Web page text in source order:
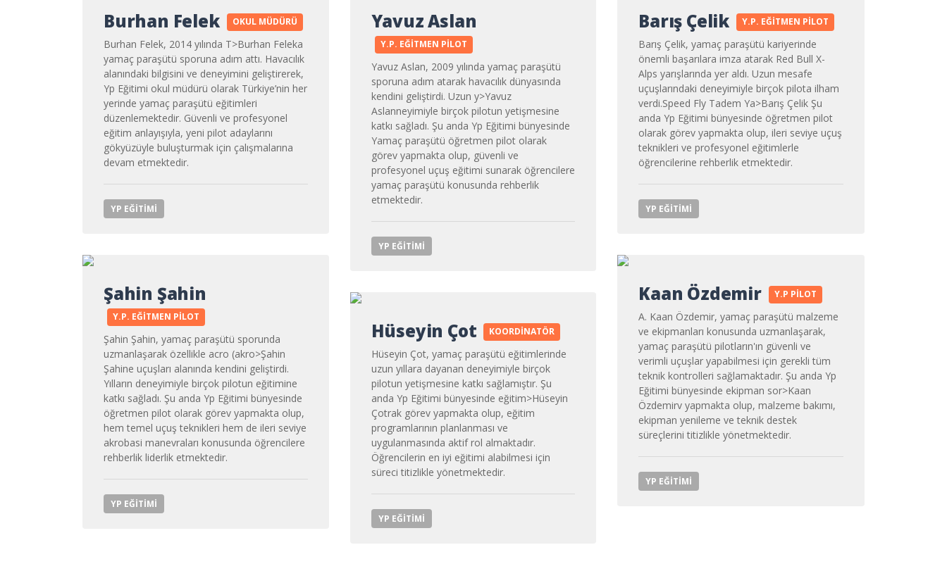
Burhan Felek OKUL MÜDÜRÜ
Burhan Felek, 2014 yılında T>Burhan Feleka
yamaç paraşütü sporuna adım attı. Havacılık
alanındaki bilgisini ve deneyimini geliştirerek,
Yp Eğitimi okul müdürü olarak Türkiye’nin her
yerinde yamaç paraşütü eğitimleri
düzenlemektedir. Güvenli ve profesyonel
eğitim anlayışıyla, yeni pilot adaylarını
gökyüzüyle buluşturmak için çalışmalarına
devam etmektedir.
YP EĞITIMI
Şahin Şahin
Y.P. EĞITMEN PILOT
Şahin Şahin, yamaç paraşütü sporunda
uzmanlaşarak özellikle acro (akro>Şahin
Şahine uçuşları alanında kendini geliştirdi.
Yılların deneyimiyle birçok pilotun eğitimine
katkı sağladı. Şu anda Yp Eğitimi bünyesinde
öğretmen pilot olarak görev yapmakta olup,
hem temel uçuş teknikleri hem de ileri seviye
akrobasi manevraları konusunda öğrencilere
rehberlik liderlik etmektedir.
YP EĞITIMI
Yavuz Aslan
Y.P. EĞITMEN PILOT
Yavuz Aslan, 2009 yılında yamaç paraşütü
sporuna adım atarak havacılık dünyasında
kendini geliştirdi. Uzun y>Yavuz
Aslanneyimiyle birçok pilotun yetişmesine
katkı sağladı. Şu anda Yp Eğitimi bünyesinde
Yamaç paraşütü öğretmen pilot olarak
görev yapmakta olup, güvenli ve
profesyonel uçuş eğitimi sunarak öğrencilere
yamaç paraşütü konusunda rehberlik
etmektedir.
YP EĞITIMI
Hüseyin Çot KOORDINATÖR
Hüseyin Çot, yamaç paraşütü eğitimlerinde
uzun yıllara dayanan deneyimiyle birçok
pilotun yetişmesine katkı sağlamıştır. Şu
anda Yp Eğitimi bünyesinde eğitim>Hüseyin
Çotrak görev yapmakta olup, eğitim
programlarının planlanması ve
uygulanmasında aktif rol almaktadır.
Öğrencilerin en iyi eğitimi alabilmesi için
süreci titizlikle yönetmektedir.
YP EĞITIMI
Barış Çelik Y.P. EĞITMEN PILOT
Barış Çelik, yamaç paraşütü kariyerinde
önemli başarılara imza atarak Red Bull X-
Alps yarışlarında yer aldı. Uzun mesafe
uçuşlarındaki deneyimiyle birçok pilota ilham
verdi.Speed Fly Tadem Ya>Barış Çelik Şu
anda Yp Eğitimi bünyesinde öğretmen pilot
olarak görev yapmakta olup, ileri seviye uçuş
teknikleri ve profesyonel eğitimlerle
öğrencilerine rehberlik etmektedir.
YP EĞITIMI
Kaan Özdemir Y.P PILOT
A. Kaan Özdemir, yamaç paraşütü malzeme
ve ekipmanları konusunda uzmanlaşarak,
yamaç paraşütü pilotların'ın güvenli ve
verimli uçuşlar yapabilmesi için gerekli tüm
teknik kontrolleri sağlamaktadır. Şu anda Yp
Eğitimi bünyesinde ekipman sor>Kaan
Özdemirv yapmakta olup, malzeme bakımı,
ekipman yenileme ve teknik destek
süreçlerini titizlikle yönetmektedir.
YP EĞITIMI